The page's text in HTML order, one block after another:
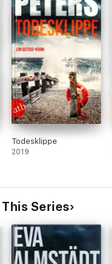
Todesklippe
2019
Series